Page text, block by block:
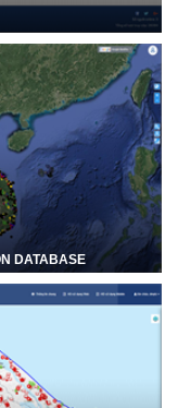
DATABASE